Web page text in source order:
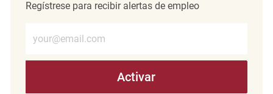
Regístrese para recibir alertas de empleo
Activar